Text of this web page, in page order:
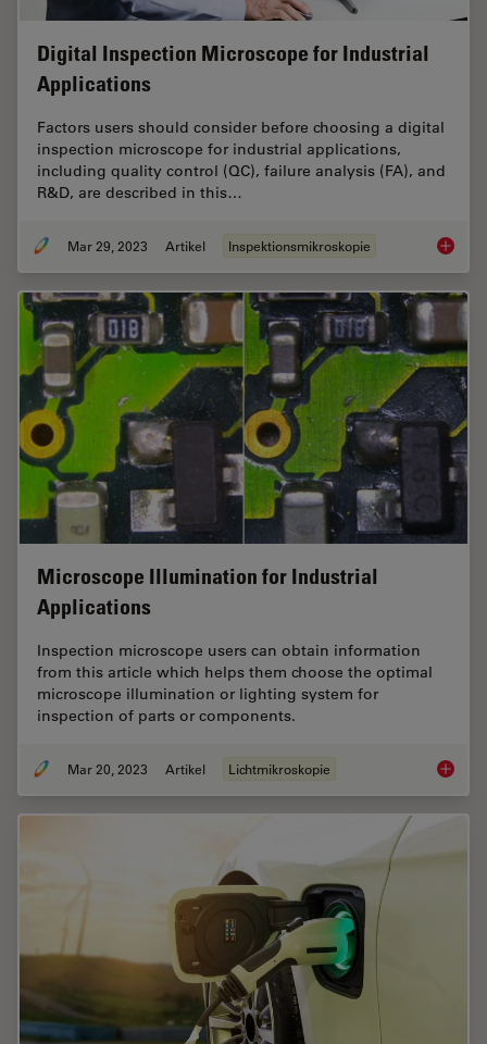
Digital Inspection Microscope for Industrial
Applications
Factors users should consider before choosing a digital
inspection microscope for industrial applications,
including quality control (QC), failure analysis (FA), and
R&D, are described in this…
Mar 29, 2023 Artikel Inspektionsmikroskopie Digital
Microscope Illumination for Industrial
Applications
Inspection microscope users can obtain information
from this article which helps them choose the optimal
microscope illumination or lighting system for
inspection of parts or components.
Mar 20, 2023 Artikel Lichtmikroskopie